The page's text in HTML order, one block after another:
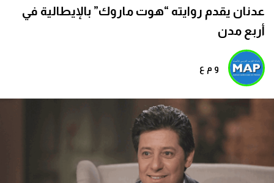
عدنان يقدم روايته “هوت ماروك” بالإيطالية في
أربع مدن
و م ع